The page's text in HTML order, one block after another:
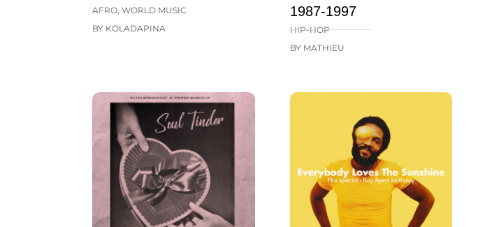
AFRO,WORLD MUSIC
BY KOLADAPINA
1987-1997
HIP-HOP
BY MATHIEU